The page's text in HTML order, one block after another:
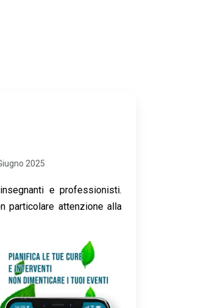
2025
e professionisti.
particolare attenzione alla